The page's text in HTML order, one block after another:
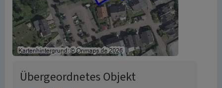
Übergeordnetes Objekt